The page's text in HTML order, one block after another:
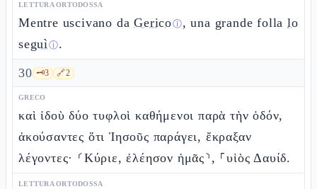
LETTURA ORTODOSSA
Mentre uscivano daGericoⓘ, una grande follalo
seguìⓘ.
30 🗝️3 🔗2
GRECO
καὶ ἰδοὺ δύο τυφλοὶ καθήμενοι παρὰ τὴν ὁδόν,
ἀκούσαντες ὅτι Ἰησοῦς παράγει, ἔκραξαν
λέγοντες· ⸂Κύριε, ἐλέησον ἡμᾶς⸃, ⸀υἱὸς Δαυίδ.
LETTURA ORTODOSSA